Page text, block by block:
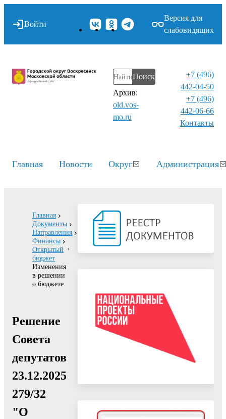
Войти
Версия для
слабовидящих
Поиск
Архив:
old.vos-
mo.ru
+7 (496)
442-04-50
+7 (496)
442-06-66
Контакты⁠
Главная Новости Округ Администрация
Главная
Документы
Направления
Финансы
Открытый
бюджет
Изменения
в решении
о бюджете
Решение
Совета
депутатов
23.12.2025
279/32
"О